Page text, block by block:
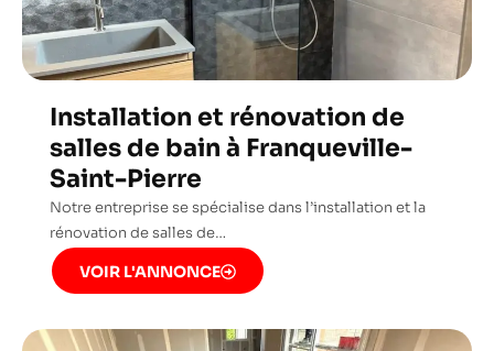
Installation et rénovation de
salles de bain à Franqueville-
Saint-Pierre
Notre entreprise se spécialise dans l’installation et la
rénovation de salles de…
VOIR L'ANNONCE